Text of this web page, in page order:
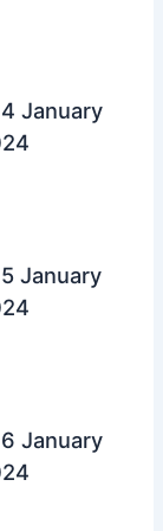
January
January
January